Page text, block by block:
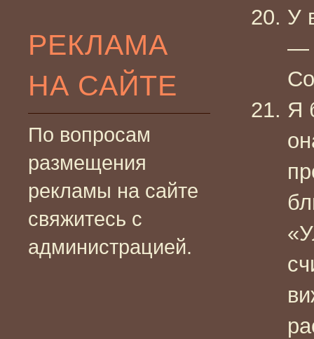
РЕКЛАМА
НА САЙТЕ
По вопросам
размещения
рекламы на сайте
свяжитесь с
администрацией.
У
—
Я